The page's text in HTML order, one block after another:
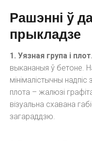
Рашэнні ў
прыкладзе
1. Уязная група і плот.
выкананыя ў бетоне.
мінімалістычны
плота – жалюзі
візуальна схавана
загараддзю.